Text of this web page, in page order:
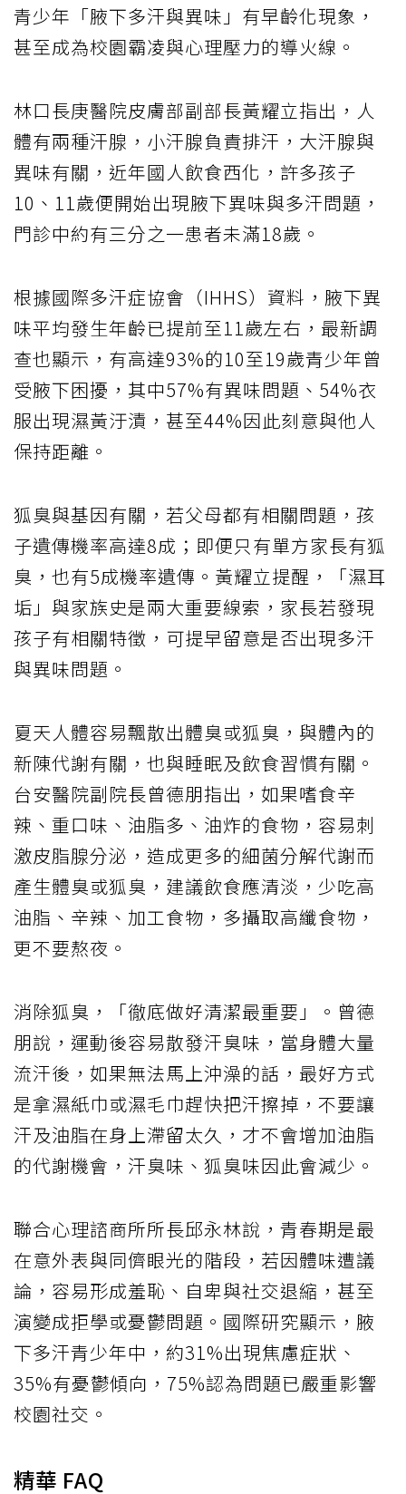
青少年「腋下多汗與異味」有早齡化現象，
甚至成為校園霸凌與心理壓力的導火線。
林口長庚醫院皮膚部副部長黃耀立指出，人
體有兩種汗腺，小汗腺負責排汗，大汗腺與
異味有關，近年國人飲食西化，許多孩子
10、11歲便開始出現腋下異味與多汗問題，
門診中約有三分之一患者未滿18歲。
根據國際多汗症協會（IHHS）資料，腋下異
味平均發生年齡已提前至11歲左右，最新調
查也顯示，有高達93%的10至19歲青少年曾
受腋下困擾，其中57%有異味問題、54%衣
服出現濕黃汙漬，甚至44%因此刻意與他人
保持距離。
狐臭與基因有關，若父母都有相關問題，孩
子遺傳機率高達8成；即便只有單方家長有狐
臭，也有5成機率遺傳。黃耀立提醒，「濕耳
垢」與家族史是兩大重要線索，家長若發現
孩子有相關特徵，可提早留意是否出現多汗
與異味問題。
夏天人體容易飄散出體臭或狐臭，與體內的
新陳代謝有關，也與睡眠及飲食習慣有關。
台安醫院副院長曾德朋指出，如果嗜食辛
辣、重口味、油脂多、油炸的食物，容易刺
激皮脂腺分泌，造成更多的細菌分解代謝而
產生體臭或狐臭，建議飲食應清淡，少吃高
油脂、辛辣、加工食物，多攝取高纖食物，
更不要熬夜。
消除狐臭，「徹底做好清潔最重要」。曾德
朋說，運動後容易散發汗臭味，當身體大量
流汗後，如果無法馬上沖澡的話，最好方式
是拿濕紙巾或濕毛巾趕快把汗擦掉，不要讓
汗及油脂在身上滯留太久，才不會增加油脂
的代謝機會，汗臭味、狐臭味因此會減少。
聯合心理諮商所所長邱永林說，青春期是最
在意外表與同儕眼光的階段，若因體味遭議
論，容易形成羞恥、自卑與社交退縮，甚至
演變成拒學或憂鬱問題。國際研究顯示，腋
下多汗青少年中，約31%出現焦慮症狀、
35%有憂鬱傾向，75%認為問題已嚴重影響
校園社交。
精華 FAQ